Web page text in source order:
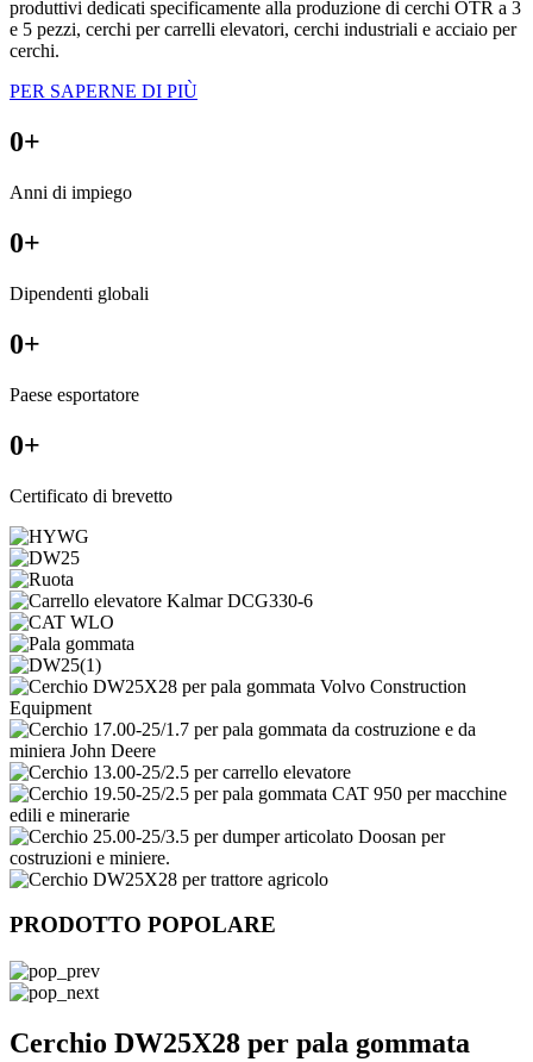
produttivi dedicati specificamente alla produzione di cerchi OTR a 3
e 5 pezzi, cerchi per carrelli elevatori, cerchi industriali e acciaio per
cerchi.
PER SAPERNE DI PIÙ
0+
Anni di impiego
0+
Dipendenti globali
0+
Paese esportatore
0+
Certificato di brevetto
PRODOTTO POPOLARE
Cerchio DW25X28 per pala gommata